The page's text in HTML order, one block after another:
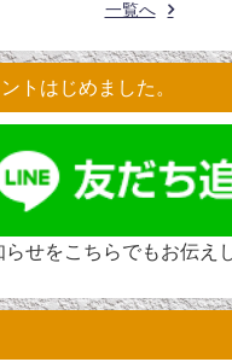
一覧へ
トはじめました。
せをこちらでもお伝え